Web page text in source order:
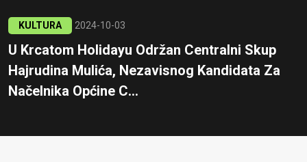
KULTURA 2024-10-03
U Krcatom Holidayu Održan Centralni Skup
Hajrudina Mulića, Nezavisnog Kandidata Za
Načelnika Općine C...